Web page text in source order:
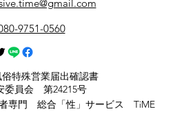
流れを解説しま
9751-0560
特殊営業届出確認書
委員会 第24215号
専門 総合「性」サービス TiME